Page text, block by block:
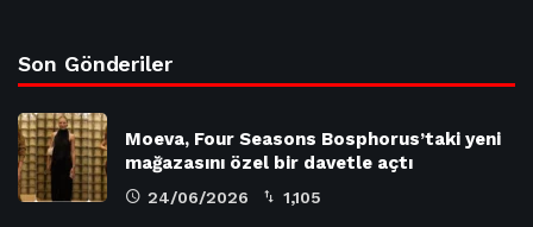
Son Gönderiler
Moeva, Four Seasons Bosphorus’taki yeni
mağazasını özel bir davetle açtı
24/06/2026 1,105